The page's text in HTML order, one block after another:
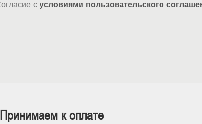
с условиями пользовательского
Принимаем к оплате